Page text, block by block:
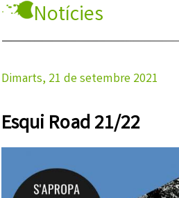
Notícies
Dimarts, 21 de setembre 2021
Esqui Road 21/22